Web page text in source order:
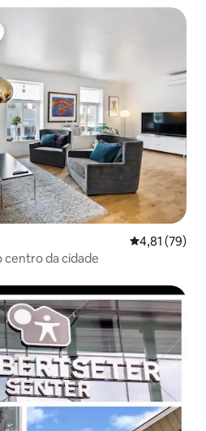
4,81 de uma
4,81 (79)
da cidade